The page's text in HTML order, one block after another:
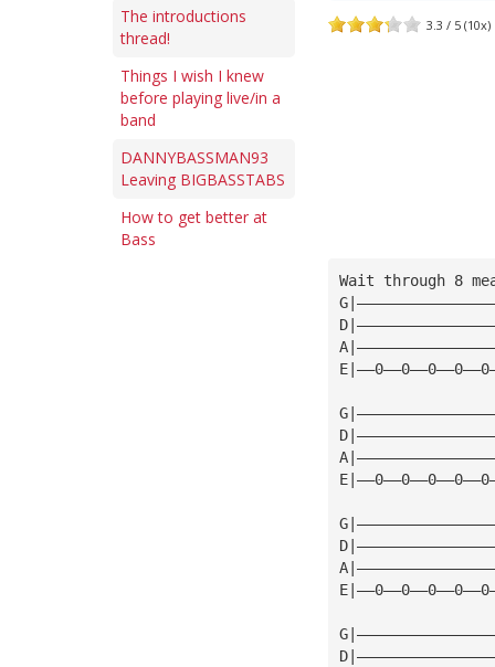
The introductions
thread!
Things I wish I knew
before playing live/in a
band
DANNYBASSMAN93
Leaving BIGBASSTABS
How to get better at
Bass
3.3 / 5 (10x)
Wait through 8